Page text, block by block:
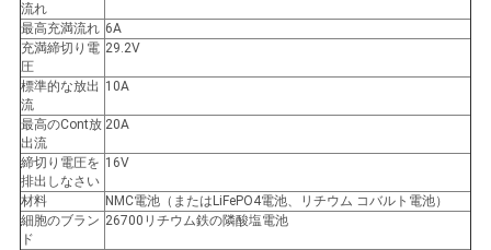
し
な
さ
い
地
流れ
最高充満流れ 6A
充満締切り電
圧
29.2V
標準的な放出
流
10A
最高のCont放
出流
20A
締切り電圧を
排出しなさい
16V
材料
NMC電池（またはLiFePO4電池、リチウム コバルト電池）
細胞のブラン
ド
26700リチウム鉄の隣酸塩電池